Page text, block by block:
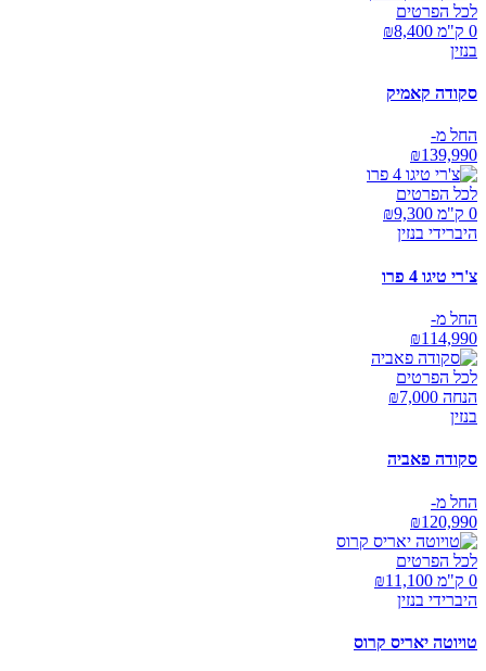
לכל הפרטים
0 ק"מ ₪
8,400
בנזין
סקודה קאמיק
החל מ-
₪139,990
לכל הפרטים
0 ק"מ ₪
9,300
היברידי בנזין
צ'רי טיגו 4 פרו
החל מ-
₪114,990
לכל הפרטים
הנחה ₪ 7,000
בנזין
סקודה פאביה
החל מ-
₪120,990
לכל הפרטים
0 ק"מ ₪
11,100
היברידי בנזין
טויוטה יאריס קרוס